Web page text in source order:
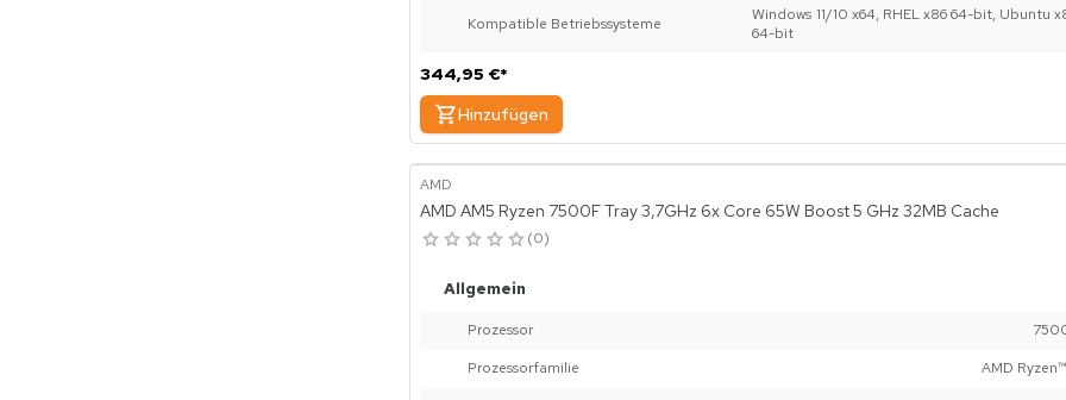
Kompatible Betriebssysteme
Windows 11/10 x64, RHEL x86 64-bit, Ubuntu
64-bit
344,95 €*
Hinzufügen
AMD
AMD AM5 Ryzen 7500F Tray 3,7GHz 6x Core 65W Boost 5 GHz 32MB Cache
0
Allgemein
Prozessor
Prozessorfamilie
AMD